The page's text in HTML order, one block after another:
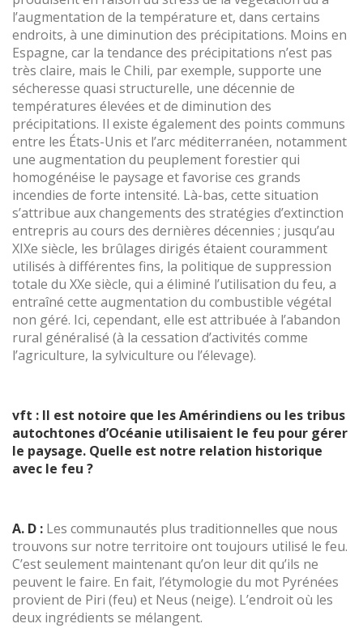
l’augmentation de la température et, dans certains
endroits, à une diminution des précipitations. Moins en
Espagne, car la tendance des précipitations n’est pas
très claire, mais le Chili, par exemple, supporte une
sécheresse quasi structurelle, une décennie de
températures élevées et de diminution des
précipitations. Il existe également des points communs
entre les États-Unis et l’arc méditerranéen, notamment
une augmentation du peuplement forestier qui
homogénéise le paysage et favorise ces grands
incendies de forte intensité. Là-bas, cette situation
s’attribue aux changements des stratégies d’extinction
entrepris au cours des dernières décennies ; jusqu’au
XIXe siècle, les brûlages dirigés étaient couramment
utilisés à différentes fins, la politique de suppression
totale du XXe siècle, qui a éliminé l’utilisation du feu, a
entraîné cette augmentation du combustible végétal
non géré. Ici, cependant, elle est attribuée à l’abandon
rural généralisé (à la cessation d’activités comme
l’agriculture, la sylviculture ou l’élevage).
vft : Il est notoire que les Amérindiens ou les tribus
autochtones d’Océanie utilisaient le feu pour gérer
le paysage. Quelle est notre relation historique
avec le feu ?
A. D : Les communautés plus traditionnelles que nous
trouvons sur notre territoire ont toujours utilisé le feu.
C’est seulement maintenant qu’on leur dit qu’ils ne
peuvent le faire. En fait, l’étymologie du mot Pyrénées
provient de Piri (feu) et Neus (neige). L’endroit où les
deux ingrédients se mélangent.